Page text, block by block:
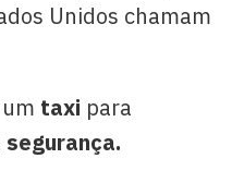
Unidos chamam
taxi para
segurança.